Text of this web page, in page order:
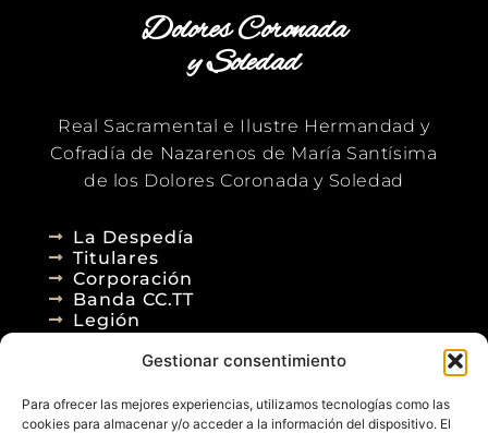
Gestionar consentimiento
Para ofrecer las mejores experiencias, utilizamos tecnologías como las
cookies para almacenar y/o acceder a la información del dispositivo. El
Dolores Coronada
y Soledad
Real Sacramental e Ilustre Hermandad y
Cofradía de Nazarenos de María Santísima
de los Dolores Coronada y Soledad
La Despedía
Titulares
Corporación
Banda CC.TT
Legión
Agenda
Blog
Contacto